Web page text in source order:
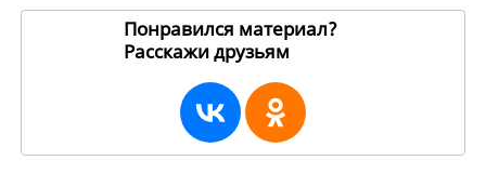
Понравился материал?
Расскажи друзьям